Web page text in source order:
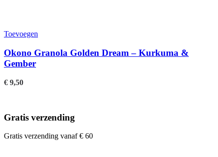
Toevoegen
Okono Granola Golden Dream – Kurkuma &
Gember
€ 9,50
Gratis verzending
Gratis verzending vanaf € 60